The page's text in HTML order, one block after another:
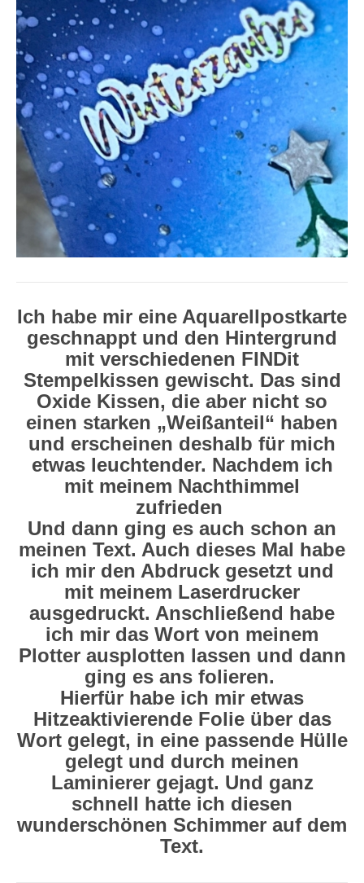
Ich habe mir eine Aquarellpostkarte
geschnappt und den Hintergrund
mit verschiedenen FINDit
Stempelkissen gewischt. Das sind
Oxide Kissen, die aber nicht so
einen starken „Weißanteil“ haben
und erscheinen deshalb für mich
etwas leuchtender. Nachdem ich
mit meinem Nachthimmel
zufrieden
Und dann ging es auch schon an
meinen Text. Auch dieses Mal habe
ich mir den Abdruck gesetzt und
mit meinem Laserdrucker
ausgedruckt. Anschließend habe
ich mir das Wort von meinem
Plotter ausplotten lassen und dann
ging es ans folieren.
Hierfür habe ich mir etwas
Hitzeaktivierende Folie über das
Wort gelegt, in eine passende Hülle
gelegt und durch meinen
Laminierer gejagt. Und ganz
schnell hatte ich diesen
wunderschönen Schimmer auf dem
Text.